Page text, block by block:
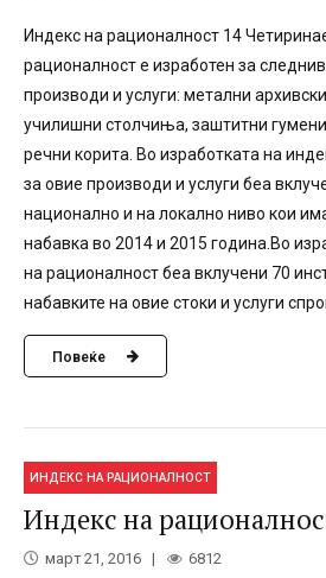
Индекс на рационалност 14
рационалност е изработен за
производи и услуги: метални
училишни столчиња, заштитни
речни корита. Во изработката на
за овие производи и услуги беа
национално и на локално ниво кои
набавка во 2014 и 2015 година.Во
на рационалност беа вклучени 70
набавките на овие стоки и услуги
Повеќе
ИНДЕКС НА РАЦИОНАЛНОСТ
Индекс на
март 21, 2016 6812